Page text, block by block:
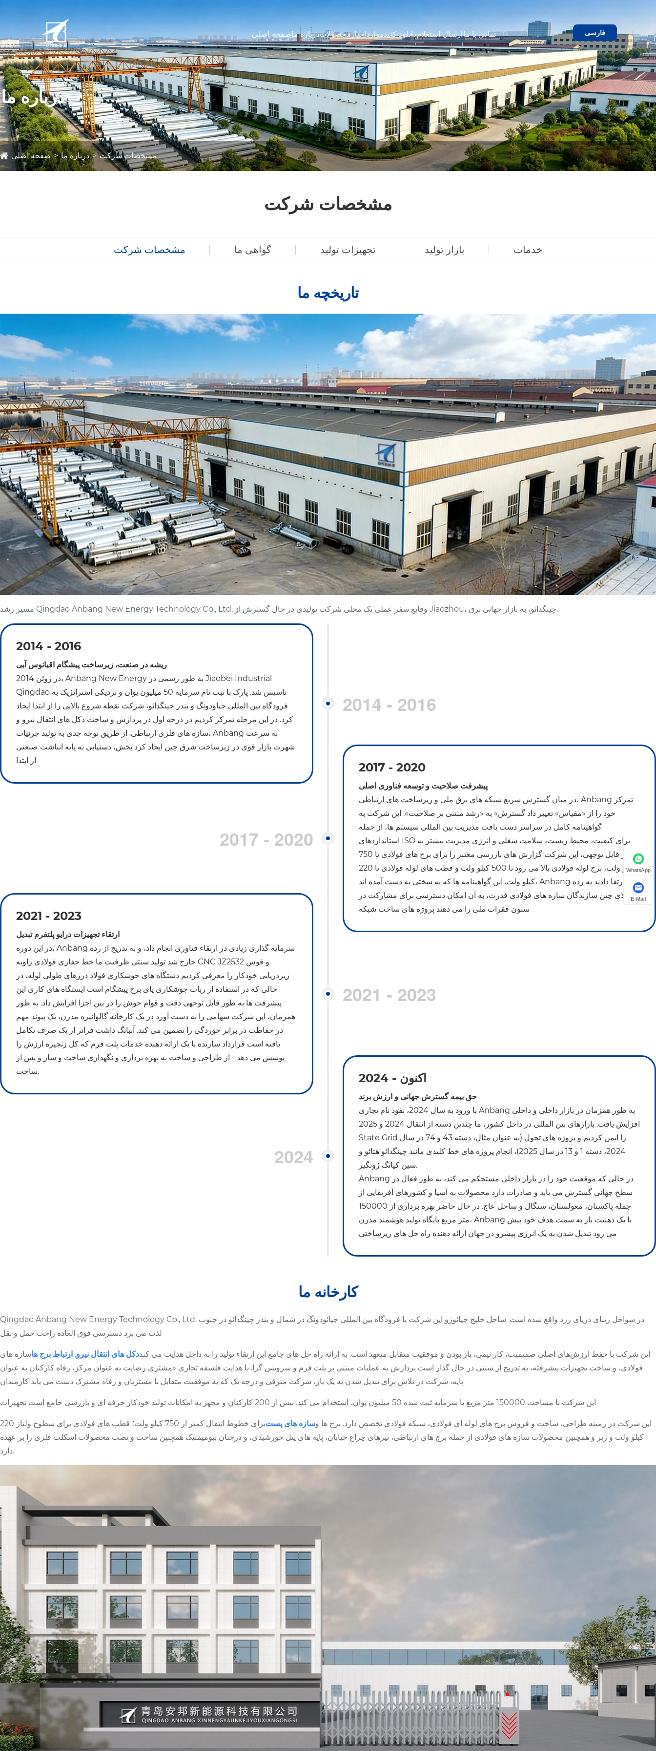
صفحه اصلیدرباره مامحصولاتاخبارموارددانلود کنیدارسال استعلامتماس با ما فارسی
درباره ما
صفحه اصلی درباره ما مشخصات شرکت
مشخصات شرکت
مشخصات شرکت گواهی ما تجهیزات تولید بازار تولید خدمات
تاریخچه ما
مسیر رشد Qingdao Anbang New Energy Technology Co., Ltd. وقایع سفر عملی یک محلی شرکت تولیدی در حال گسترش از Jiaozhou، چینگدائو، به بازار جهانی برق.
2014 - 2016
ریشه در صنعت، زیرساخت پیشگام اقیانوس آبی
در ژوئن 2014، Anbang New Energy به طور رسمی در Jiaobei Industrial
Qingdao تاسیس شد. پارک با ثبت نام سرمایه 50 میلیون یوان و نزدیکی استراتژیک به
فرودگاه بین المللی جیاودونگ و بندر چینگدائو، شرکت نقطه شروع بالایی را از ابتدا ایجاد
کرد. در این مرحله تمرکز کردیم در درجه اول در پردازش و ساخت دکل های انتقال نیرو و
سازه های فلزی ارتباطی. از طریق توجه جدی به تولید جزئیات، Anbang به سرعت
شهرت بازار قوی در زیرساخت شرق چین ایجاد کرد بخش، دستیابی به پایه انباشت صنعتی
از ابتدا
2014 - 2016
2017 - 2020
پیشرفت صلاحیت و توسعه فناوری اصلی
در میان گسترش سریع شبکه های برق ملی و زیرساخت های ارتباطی، Anbang تمرکز
خود را از «مقیاس» تغییر داد گسترش» به «رشد مبتنی بر صلاحیت». این شرکت به
گواهینامه کامل در سراسر دست یافت مدیریت بین المللی سیستم ها، از جمله
استانداردهای ISO برای کیفیت، محیط زیست، سلامت شغلی و انرژی مدیریت بیشتر به
طور قابل توجهی، این شرکت گزارش های بازرسی معتبر را برای برج های فولادی تا 750
کیلو ولت، برج لوله فولادی بالا می رود تا 500 کیلو ولت و قطب های لوله فولادی تا 220
کیلو ولت. این گواهینامه ها که به سختی به دست آمده اند، Anbang را ارتقا دادند به رده
بالای چین سازندگان سازه های فولادی قدرت، به آن امکان دسترسی برای مشارکت در
ستون فقرات ملی را می دهند پروژه های ساخت شبکه
2017 - 2020
2021 - 2023
ارتقاء تجهیزات درایو پلتفرم تبدیل
در این دوره، Anbang سرمایه گذاری زیادی در ارتقاء فناوری انجام داد، و به تدریج از رده
خارج شد تولید سنتی ظرفیت ما خط حفاری فولادی زاویه CNC JZ2532 و قوس
زیردریایی خودکار را معرفی کردیم دستگاه های جوشکاری فولاد درزهای طولی لوله، در
حالی که در استفاده از ربات جوشکاری پای برج پیشگام است ایستگاه های کاری این
پیشرفت ها به طور قابل توجهی دقت و قوام جوش را در بین اجزا افزایش داد. به طور
همزمان، این شرکت سهامی را به دست آورد در یک کارخانه گالوانیزه مدرن، یک پیوند مهم
در حفاظت در برابر خوردگی را تضمین می کند. آنبانگ داشت فراتر از یک صرف تکامل
یافته است قرارداد سازنده با یک ارائه دهنده خدمات پلت فرم که کل زنجیره ارزش را
پوشش می دهد - از طراحی و ساخت به بهره برداری و نگهداری ساخت و ساز و پس از
ساخت.
2021 - 2023
2024 - اکنون
حق بیمه گسترش جهانی و ارزش برند
با ورود به سال 2024، نفوذ نام تجاری Anbang به طور همزمان در بازار داخلی و داخلی
افزایش یافت. بازارهای بین المللی در داخل کشور، ما چندین دسته از انتقال 2024 و 2025
State Grid را ایمن کردیم و پروژه های تحول (به عنوان مثال، دسته 43 و 74 در سال
2024، دسته 1 و 13 در سال 2025)، انجام پروژه های خط کلیدی مانند چینگدائو هتائو و
سین کیانگ ژونگیر.
Anbang در حالی که موقعیت خود را در بازار داخلی مستحکم می کند، به طور فعال در
سطح جهانی گسترش می یابد و صادرات دارد محصولات به آسیا و کشورهای آفریقایی از
جمله پاکستان، مغولستان، سنگال و ساحل عاج. در حال حاضر بهره برداری از 150000
متر مربع پایگاه تولید هوشمند مدرن، Anbang با یک ذهنیت باز به سمت هدف خود پیش
می رود تبدیل شدن به یک انرژی پیشرو در جهان ارائه دهنده راه حل های زیرساختی
2024
کارخانه ما
Qingdao Anbang New Energy Technology Co., Ltd. در سواحل زیبای دریای زرد واقع شده است. ساحل خلیج جیائوژو این شرکت با فرودگاه بین المللی جیائودونگ در شمال و بندر چینگدائو در جنوب
لذت می برد دسترسی فوق العاده راحت حمل و نقل
این شرکت با حفظ ارزش‌های اصلی صمیمیت، کار تیمی، باز بودن و موفقیت متقابل متعهد است. به ارائه راه حل های جامع این ارتقاء تولید را به داخل هدایت می کنددکل های انتقال نیرو, ارتباط برج هاسازه های
فولادی، و ساخت تجهیزات پیشرفته، به تدریج از سنتی در حال گذار است پردازش به عملیات مبتنی بر پلت فرم و سرویس گرا. با هدایت فلسفه تجاری «مشتری رضایت به عنوان مرکز، رفاه کارکنان به عنوان
پایه، شرکت در تلاش برای تبدیل شدن به یک باز، شرکت مترقی و درجه یک که به موفقیت متقابل با مشتریان و رفاه مشترک دست می یابد کارمندان
این شرکت با مساحت 150000 متر مربع با سرمایه ثبت شده 50 میلیون یوان، استخدام می کند. بیش از 200 کارکنان و مجهز به امکانات تولید خودکار حرفه ای و بازرسی جامع است تجهیزات
این شرکت در زمینه طراحی، ساخت و فروش برج های لوله ای فولادی، شبکه فولادی تخصص دارد. برج ها وسازه های پست
برای خطوط انتقال کمتر از 750 کیلو ولت؛ قطب های فولادی برای سطوح ولتاژ 220
کیلو ولت و زیر و همچنین محصولات سازه های فولادی از جمله برج های ارتباطی، تیرهای چراغ خیابان، پایه های پنل خورشیدی، و درختان بیومیمتیک همچنین ساخت و نصب محصولات اسکلت فلزی را بر عهده
دارد.
WhatsApp
E-Mail